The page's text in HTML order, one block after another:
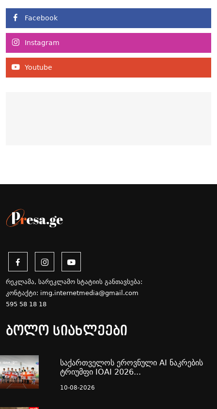
Facebook
Instagram
Youtube
რეკლამა, სარეკლამო სტატიის განთავსება:
კონტაქტი: img.internetmedia@gmail.com
595 58 18 18
ბოლო სიახლეები
საქართველოს ეროვნული AI ნაკრების
ტრიუმფი IOAI 2026...
10-08-2026